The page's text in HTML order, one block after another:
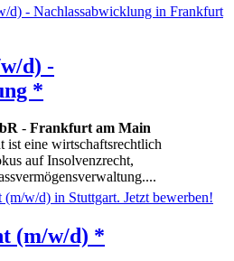
d) -
*
- Frankfurt am Main
ist eine wirtschaftsrechtlich
auf Insolvenzrecht,
(m/w/d) *